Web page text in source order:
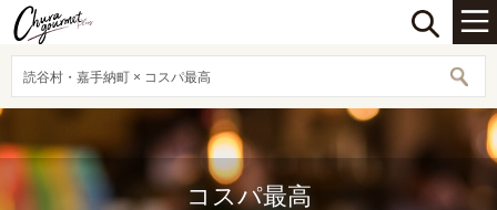
読谷村・嘉手納町 × コスパ最高
コスパ最高